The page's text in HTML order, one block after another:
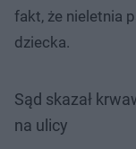
fakt, że nieletnia
dziecka.
Sąd skazał
na ulicy